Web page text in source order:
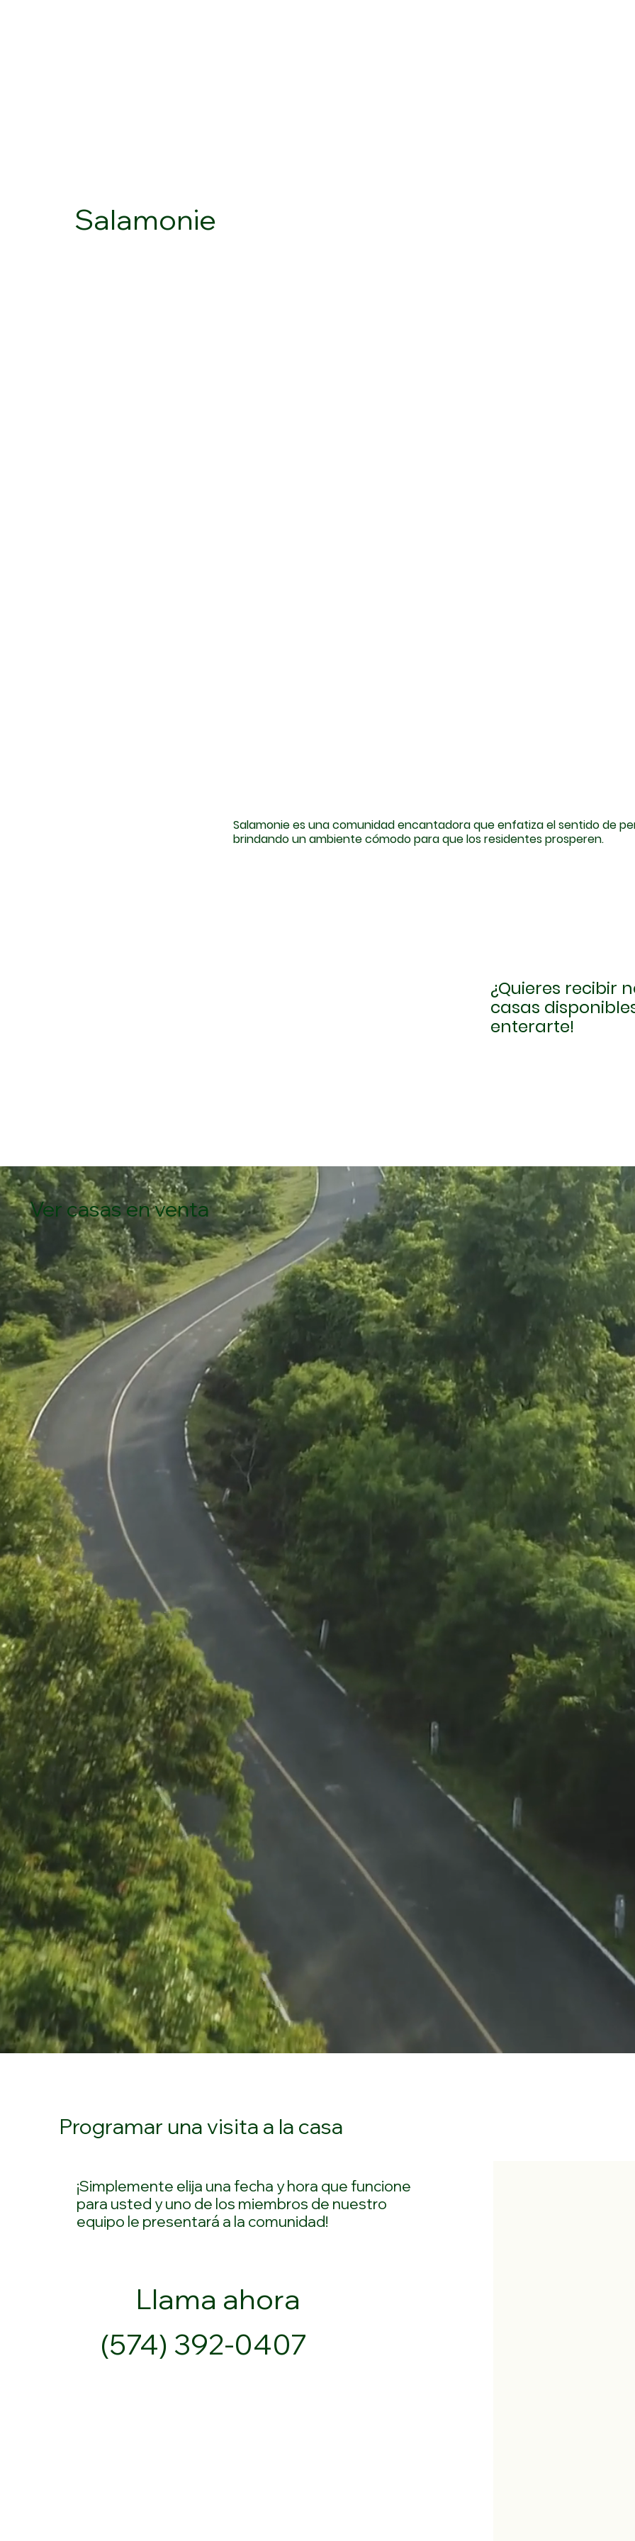
Salamonie
Salamonie es una comunidad encantadora que enfatiza el sentido de
brindando un ambiente cómodo para que los residentes prosperen.
¿Quieres recibir
casas
enterarte!
Ver casas en venta
Salamonie Lote
33
View Home
Salamonie Lote
30
View Home
29
Salamonie Lote
19
View Home
Salamonie Lote
Amplia
usada
Casa nueva de
moda de 3
habitaciones
Acogedora
casa usada de
3 habitaciones
Programar una visita a la casa
¡Simplemente elija una fecha y hora que funcione
para usted y uno de los miembros de nuestro
equipo le presentará a la comunidad!
Llama ahora
(574) 392-0407